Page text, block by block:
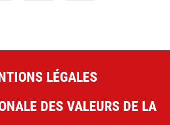
LÉGALES
DES VALEURS DE LA